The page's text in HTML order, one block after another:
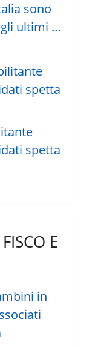
sono
ultimi …
spetta
E